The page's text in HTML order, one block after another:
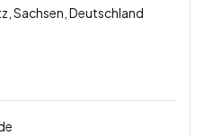
Sachsen, Deutschland